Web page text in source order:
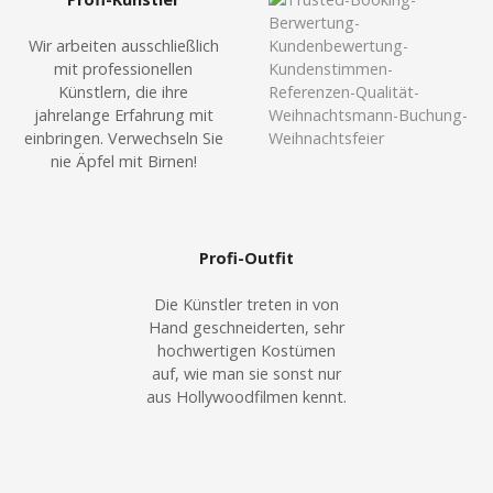
Wir arbeiten ausschließlich
mit professionellen
Künstlern, die ihre
jahrelange Erfahrung mit
einbringen. Verwechseln Sie
nie Äpfel mit Birnen!
Profi-Outfit
Die Künstler treten in von
Hand geschneiderten, sehr
hochwertigen Kostümen
auf, wie man sie sonst nur
aus Hollywoodfilmen kennt.